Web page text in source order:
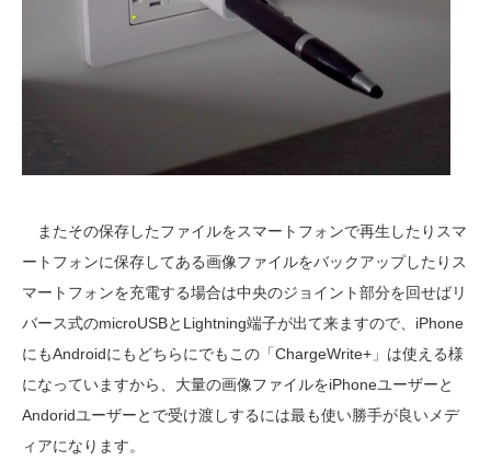
またその保存したファイルをスマートフォンで再生したりスマ
ートフォンに保存してある画像ファイルをバックアップしたりス
マートフォンを充電する場合は中央のジョイント部分を回せばリ
バース式のmicroUSBとLightning端子が出て来ますので、iPhone
にもAndroidにもどちらにでもこの「ChargeWrite+」は使える様
になっていますから、大量の画像ファイルをiPhoneユーザーと
Andoridユーザーとで受け渡しするには最も使い勝手が良いメデ
ィアになります。